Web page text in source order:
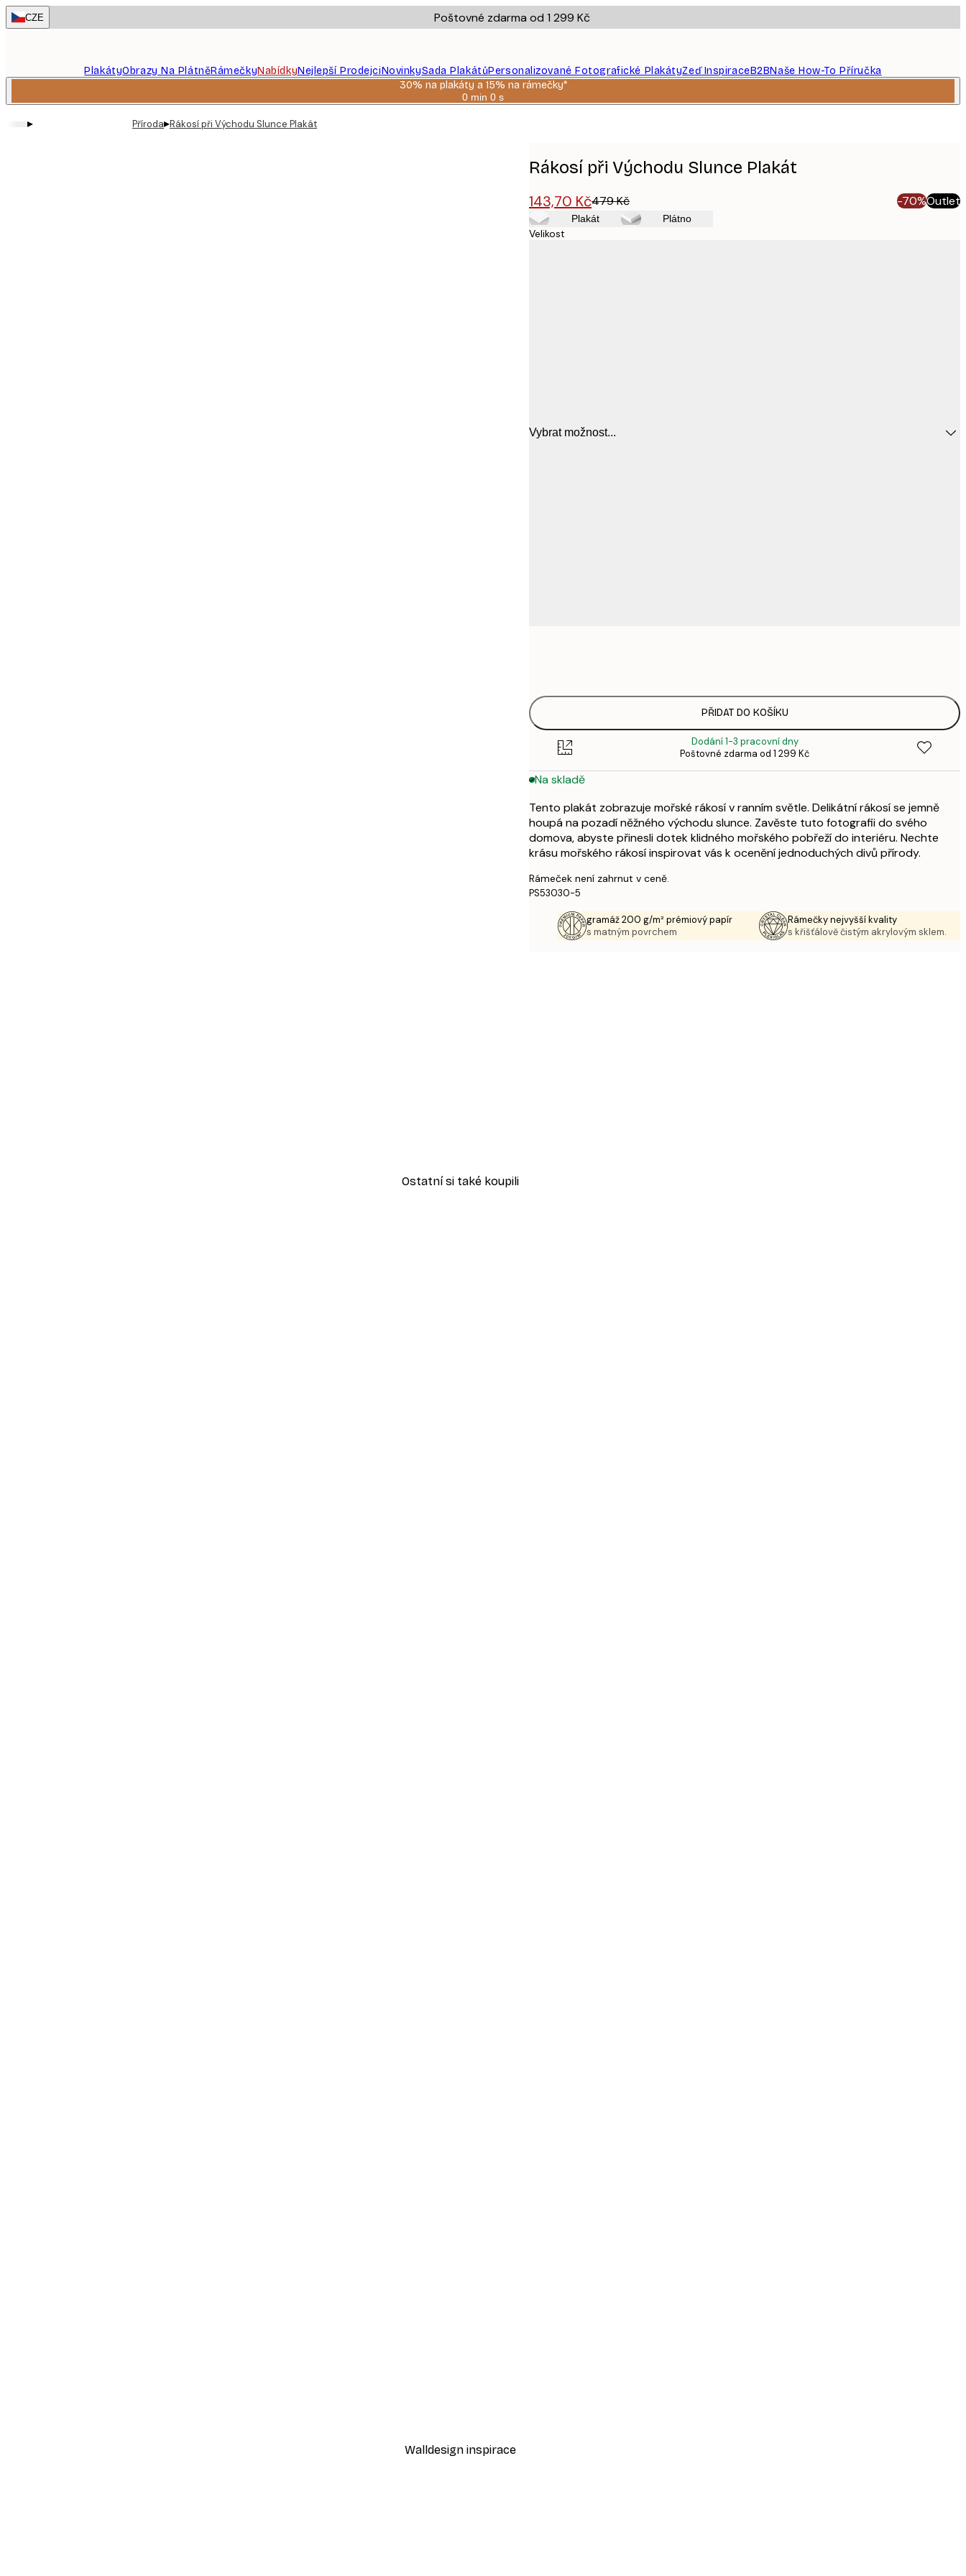
Skip
to
CZE Poštovné zdarma od 1 299 Kč
PlakátyObrazy Na PlátněRámečkyNabídkyNejlepší ProdejciNovinkySada PlakátůPersonalizované Fotografické PlakátyZeď InspiraceB2BNaše How-To Příručka
30% na plakáty a 15% na rámečky*
0 min 0 s
Platné
▸ Příroda▸Rákosí při Východu Slunce Plakát
Rákosí při Východu Slunce Plakát
143,70 Kč479 Kč -70%Outlet
Plakát Plátno
Velikost
Vybrat možnost...
PŘIDAT DO KOŠÍKU
Dodání 1-3 pracovní dny
Poštovné zdarma od 1 299 Kč
Na skladě
Tento plakát zobrazuje mořské rákosí v ranním světle. Delikátní rákosí se jemně
houpá na pozadí něžného východu slunce. Zavěste tuto fotografii do svého
domova, abyste přinesli dotek klidného mořského pobřeží do interiéru. Nechte
krásu mořského rákosí inspirovat vás k ocenění jednoduchých divů přírody.
Rámeček není zahrnut v ceně.
PS53030-5
gramáž 200 g/m² prémiový papír
s matným povrchem
Rámečky nejvyšší kvality
s křišťálově čistým akrylovým sklem.
Ostatní si také koupili
Walldesign inspirace